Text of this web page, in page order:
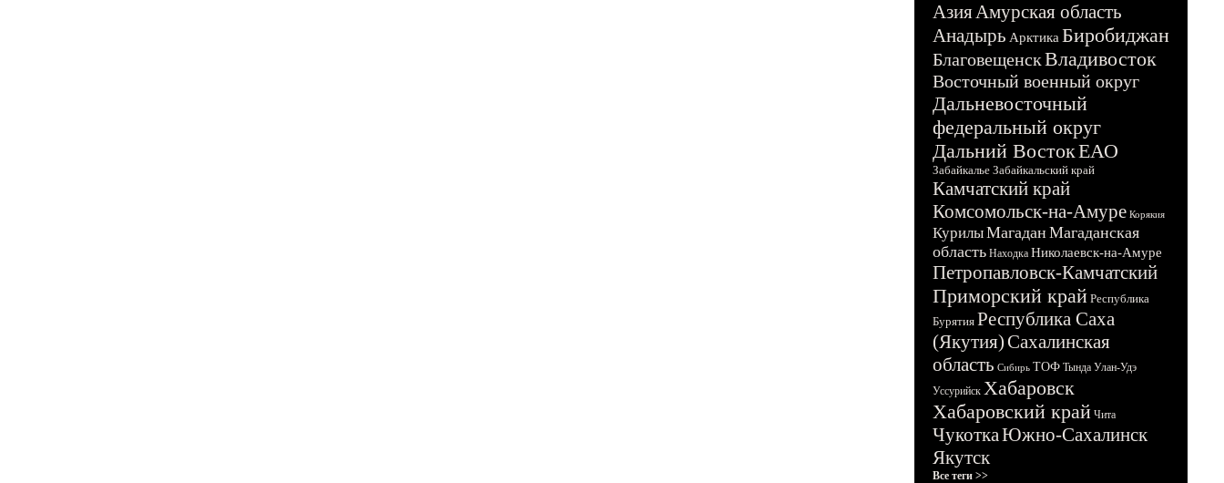
АзияАмурская область
Анадырь Арктика Биробиджан
БлаговещенскВладивосток
Восточный военный округ
Дальневосточный
федеральный округ
Дальний ВостокЕАО
Забайкалье Забайкальский край
Камчатский край
Комсомольск-на-Амуре Корякия
КурилыМагадан Магаданская
область Находка Николаевск-на-Амуре
Петропавловск-Камчатский
Приморский край Республика
Бурятия Республика Саха
(Якутия)Сахалинская
область Сибирь ТОФ Тында Улан-Удэ
Уссурийск Хабаровск
Хабаровский край Чита
ЧукоткаЮжно-Сахалинск
Якутск
Все теги >>